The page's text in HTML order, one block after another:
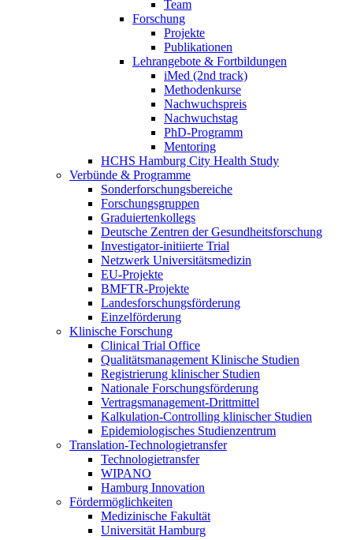
Team
Forschung
Projekte
Publikationen
Lehrangebote & Fortbildungen
iMed (2nd track)
Methodenkurse
Nachwuchspreis
Nachwuchstag
PhD-Programm
Mentoring
HCHS Hamburg City Health Study
Verbünde & Programme
Sonderforschungsbereiche
Forschungsgruppen
Graduiertenkollegs
Deutsche Zentren der Gesundheitsforschung
Investigator-initiierte Trial
Netzwerk Universitätsmedizin
EU-Projekte
BMFTR-Projekte
Landesforschungsförderung
Einzelförderung
Klinische Forschung
Clinical Trial Office
Qualitätsmanagement Klinische Studien
Registrierung klinischer Studien
Nationale Forschungsförderung
Vertragsmanagement-Drittmittel
Kalkulation-Controlling klinischer Studien
Epidemiologisches Studienzentrum
Translation-Technologietransfer
Technologietransfer
WIPANO
Hamburg Innovation
Fördermöglichkeiten
Medizinische Fakultät
Universität Hamburg